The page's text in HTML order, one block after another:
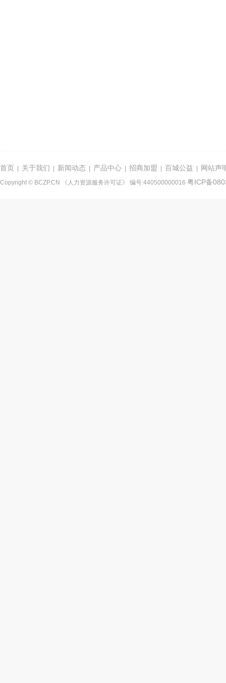
首页 关于我们 新闻动态 产品中心 招商加盟 百城公益 网站声
Copyright © BCZP.CN 《人力资源服务许可证》 编号:440500000016 粤ICP备